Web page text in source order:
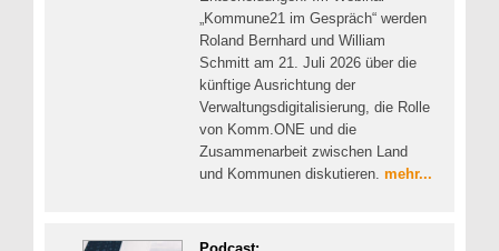
„Kommune21 im Gespräch“ werden
Roland Bernhard und William
Schmitt am 21. Juli 2026 über die
künftige Ausrichtung der
Verwaltungsdigitalisierung, die Rolle
von Komm.ONE und die
Zusammenarbeit zwischen Land
und Kommunen diskutieren. mehr...